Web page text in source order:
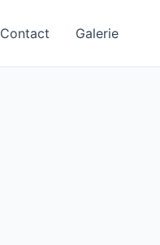
Contact Galerie